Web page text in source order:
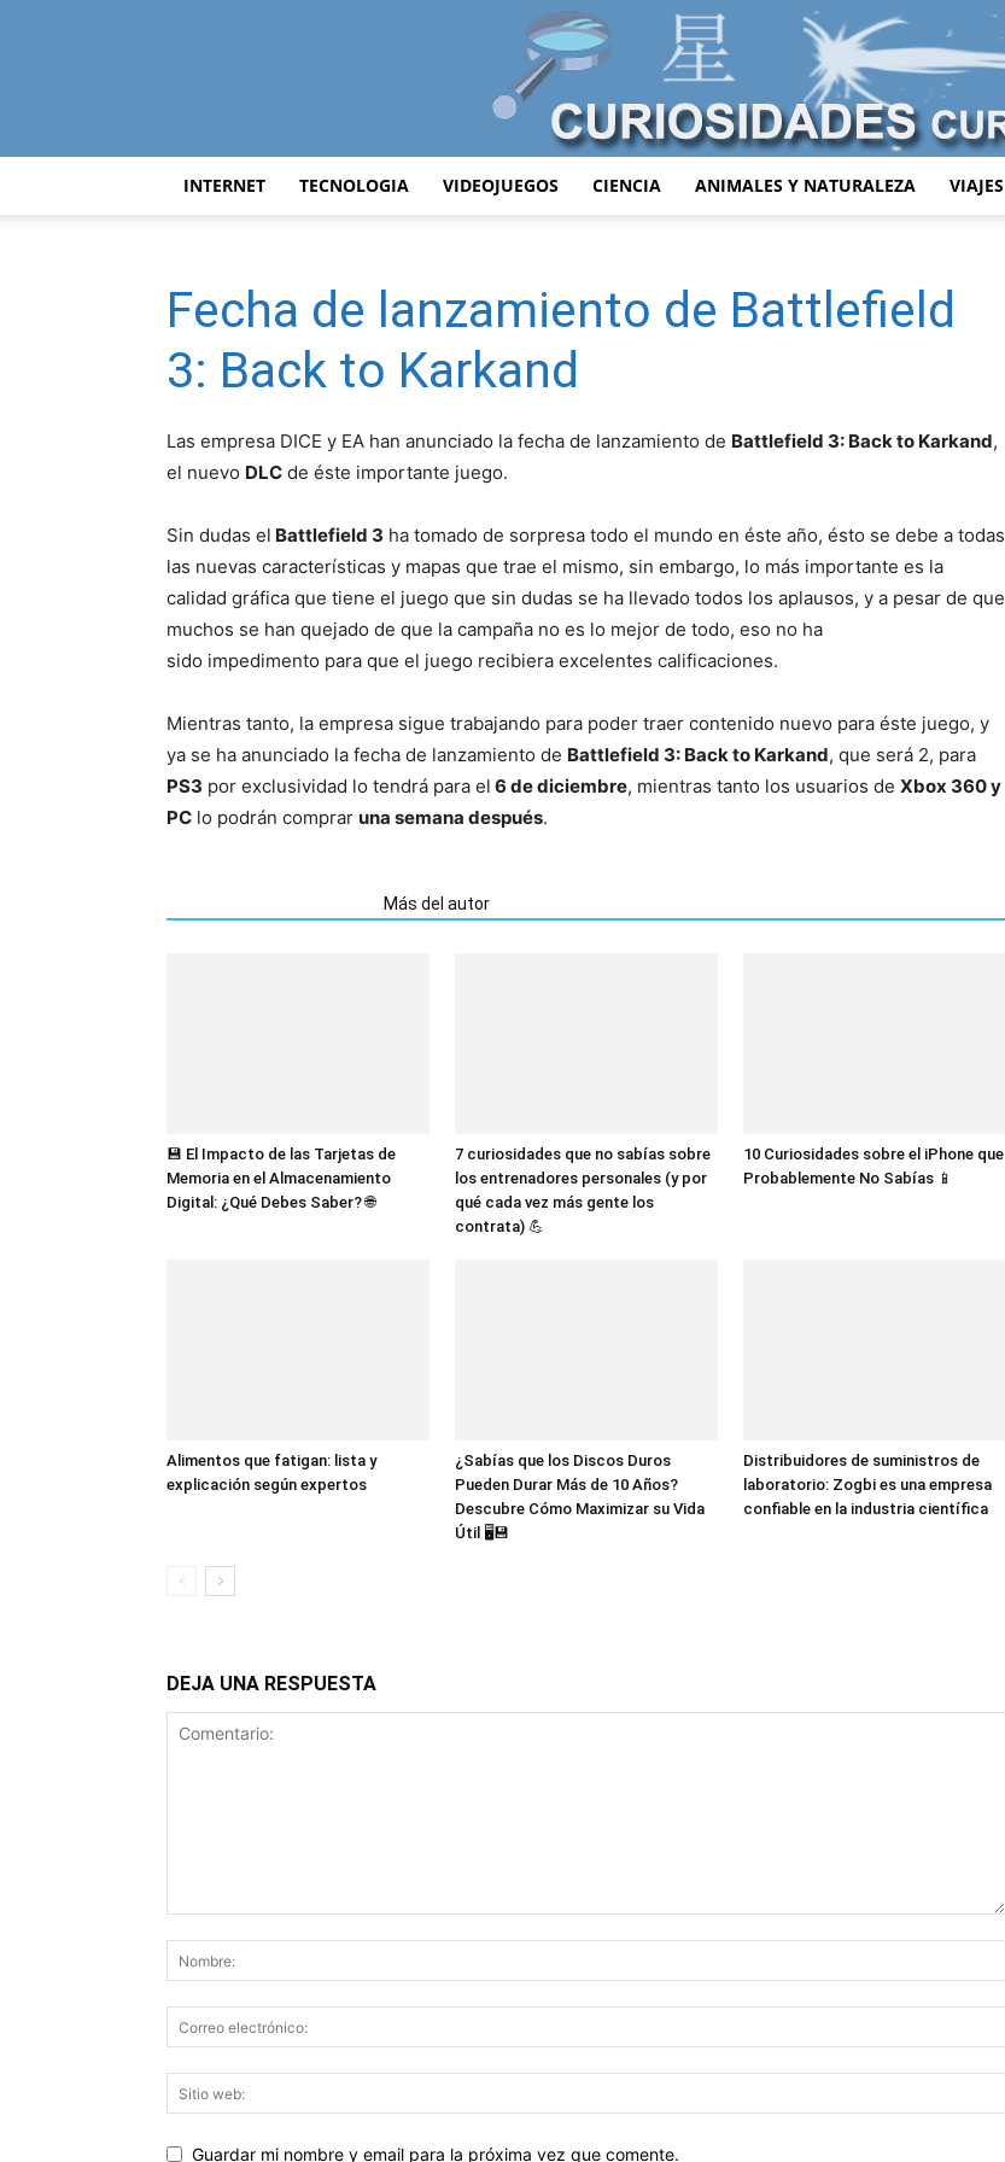
del
INTERNET TECNOLOGIA VIDEOJUEGOS CIENCIA ANIMALES Y NATURALEZA VIAJES
Fecha de lanzamiento de Battlefield
3: Back to Karkand
Las empresa DICE y EA han anunciado la fecha de lanzamiento de Battlefield 3: Back to Karkand,
el nuevo DLC de éste importante juego.
Sin dudas el Battlefield 3 ha tomado de sorpresa todo el mundo en éste año, ésto se debe a todas
las nuevas características y mapas que trae el mismo, sin embargo, lo más importante es la
calidad gráfica que tiene el juego que sin dudas se ha llevado todos los aplausos, y a pesar de que
muchos se han quejado de que la campaña no es lo mejor de todo, eso no ha
sido impedimento para que el juego recibiera excelentes calificaciones.
Mientras tanto, la empresa sigue trabajando para poder traer contenido nuevo para éste juego, y
ya se ha anunciado la fecha de lanzamiento de Battlefield 3: Back to Karkand, que será 2, para
PS3 por exclusividad lo tendrá para el 6 de diciembre, mientras tanto los usuarios de Xbox 360 y
PC lo podrán comprar una semana después.
Más del autor
💾 El Impacto de las Tarjetas de
Memoria en el Almacenamiento
Digital: ¿Qué Debes Saber? 🌐
7 curiosidades que no sabías sobre
los entrenadores personales (y por
qué cada vez más gente los
contrata) 💪
10 Curiosidades sobre el iPhone que
Probablemente No Sabías 📱
Alimentos que fatigan: lista y
explicación según expertos
¿Sabías que los Discos Duros
Pueden Durar Más de 10 Años?
Descubre Cómo Maximizar su Vida
Útil 🖥️💾
Distribuidores de suministros de
laboratorio: Zogbi es una empresa
confiable en la industria científica
DEJA UNA RESPUESTA
Guardar mi nombre y email para la próxima vez que comente.